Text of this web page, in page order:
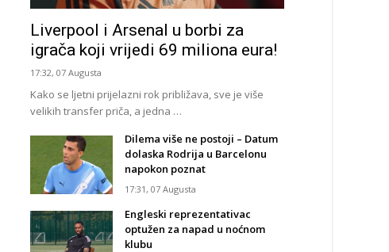
Liverpool i Arsenal u borbi za
igrača koji vrijedi 69 miliona eura!
17:32, 07 Augusta
Kako se ljetni prijelazni rok približava, sve je više
velikih transfer priča, a jedna …
Dilema više ne postoji – Datum
dolaska Rodrija u Barcelonu
napokon poznat
17:31, 07 Augusta
Engleski reprezentativac
optužen za napad u noćnom
klubu